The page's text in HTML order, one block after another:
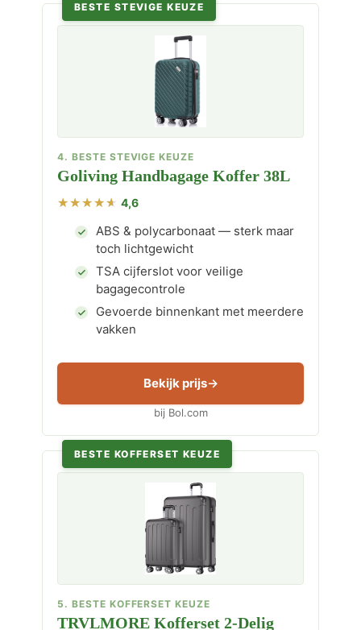
BESTE STEVIGE KEUZE
4. BESTE STEVIGE KEUZE
Goliving Handbagage Koffer 38L
4,6
ABS & polycarbonaat — sterk maar
toch lichtgewicht
TSA cijferslot voor veilige
bagagecontrole
Gevoerde binnenkant met meerdere
vakken
Bekijk prijs
bij Bol.com
BESTE KOFFERSET KEUZE
5. BESTE KOFFERSET KEUZE
TRVLMORE Kofferset 2-Delig